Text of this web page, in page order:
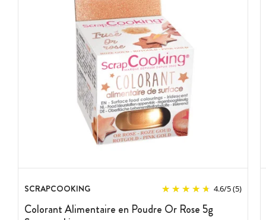
SCRAPCOOKING 4.6/5(5)
Colorant Alimentaire en Poudre Or Rose 5g